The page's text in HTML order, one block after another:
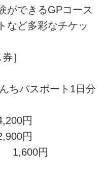
ができるGPコース
など多彩なチケッ
］
ちパスポート1日分
円
円
1,600円